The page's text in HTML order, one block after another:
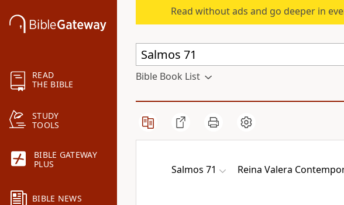
READ
THE BIBLE
STUDY
TOOLS
BIBLE GATEWAY
PLUS
BIBLE NEWS
Read without ads and go deeper in
Bible Book List
Salmos 71 Reina Valera